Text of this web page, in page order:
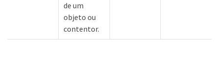
de um
objeto ou
contentor.